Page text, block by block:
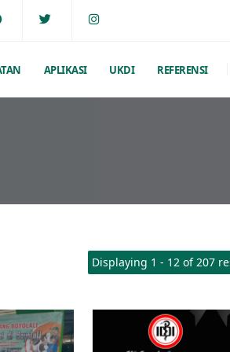
APLIKASI UKDI REFERENSI
Displaying 1 - 12 of 207